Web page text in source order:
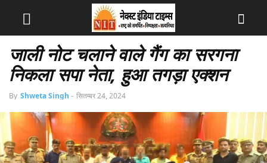
जाली नोट चलाने वाले गैंग का सरगना
निकला सपा नेता, हुआ तगड़ा एक्शन
By Shweta Singh - सितम्बर 24, 2024